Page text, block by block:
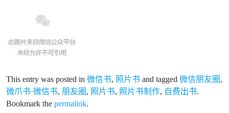
This entry was posted in 微信书, 照片书 and tagged 微信朋友圈 ,
微爪书·微信书, 朋友圈 , 照片书, 照片书制作, 自费出书.
Bookmark the permalink.